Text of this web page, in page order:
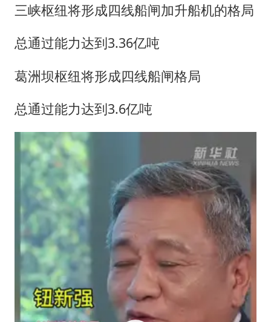
三峡枢纽将形成四线船闸加升船机的格局
总通过能力达到3.36亿吨
葛洲坝枢纽将形成四线船闸格局
总通过能力达到3.6亿吨